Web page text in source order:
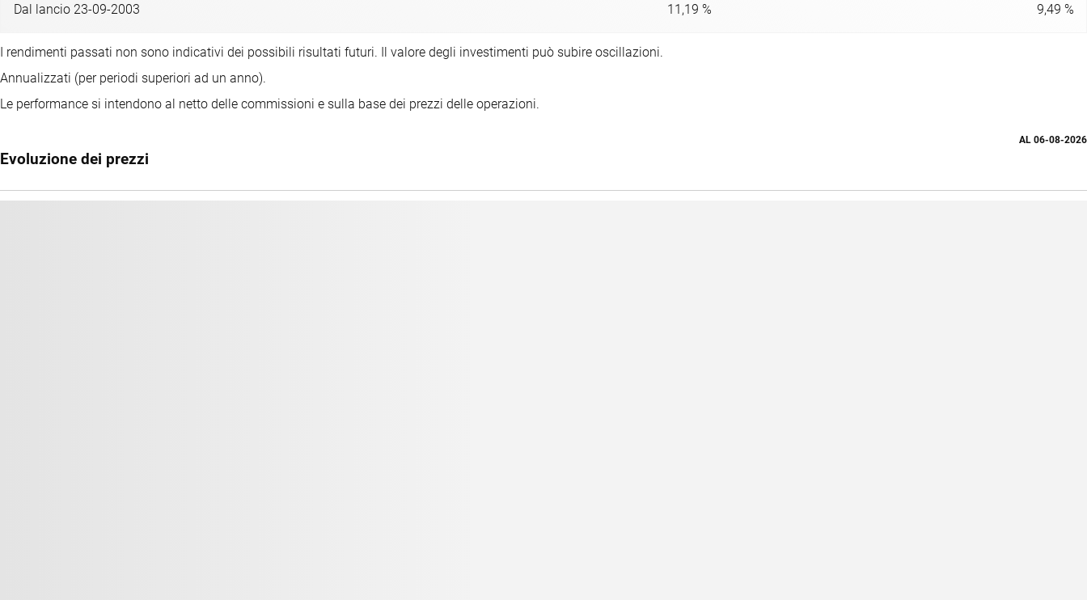
Dal lancio 23-09-2003 11,19 % 9,49 %
I rendimenti passati non sono indicativi dei possibili risultati futuri. Il valore degli investimenti può subire oscillazioni.
Annualizzati (per periodi superiori ad un anno).
Le performance si intendono al netto delle commissioni e sulla base dei prezzi delle operazioni.
Evoluzione dei prezzi
AL 06-08-2026